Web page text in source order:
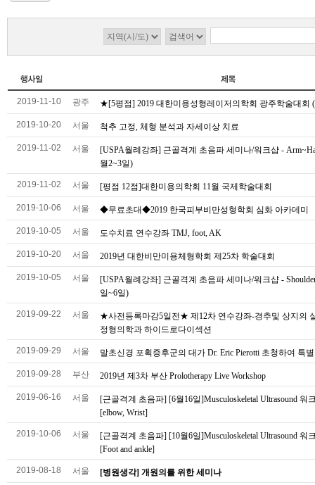
2019-11-10 광주 ★[5평점] 2019 대한미용성형레이저의학회 광주학술대회
2019-10-20 서울 척추 고정, 체형 분석과 자세이상 치료
2019-11-02 서울
[USPA월례강좌] 근골격계 초음파 세미나/워크샵 -
월2~3일)
2019-11-02 서울 [평점 12점]대한미용의학회 11월 국제학술대회
2019-10-06 서울 ◆무료초대◆2019 한국피부비만성형학회 심화 아카데미
2019-10-05 서울 도수치료 연수강좌 TMJ, foot, AK
2019-10-20 서울 2019년 대한비만미용체형학회 제25차 학술대회
2019-10-05 서울
[USPA월례강좌] 근골격계 초음파 세미나/워크샵 -
일~6일)
2019-09-22 서울
★사전등록마감5일전★ 제12차 연수강좌-경추및 상지의
정형의학과 하이드로다이섹션
2019-09-29 서울 말초신경 포획증후군의 대가 Dr. Eric Pierotti 초청하여 특
2019-09-28 부산 2019년 제3차 부산 Prolotherapy Live Workshop
2019-06-16 서울
[근골격계 초음파] [6월16일]Musculoskeletal Ultrasound 워
[elbow, Wrist]
2019-10-06 서울
[근골격계 초음파] [10월6일]Musculoskeletal Ultrasound 워
[Foot and ankle]
2019-08-18 서울 [병원생각] 개원의를 위한 세미나